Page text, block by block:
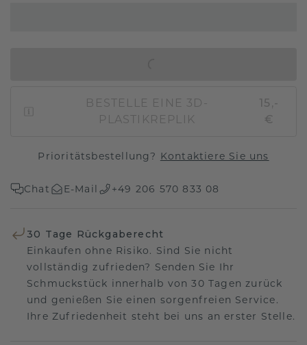
BESTELLE EINE 3D-
PLASTIKREPLIK
15,-
€
Prioritätsbestellung? Kontaktiere Sie uns
Chat E-Mail +49 206 570 833 08
30 Tage Rückgaberecht
Einkaufen ohne Risiko. Sind Sie nicht
vollständig zufrieden? Senden Sie Ihr
Schmuckstück innerhalb von 30 Tagen zurück
und genießen Sie einen sorgenfreien Service.
Ihre Zufriedenheit steht bei uns an erster Stelle.